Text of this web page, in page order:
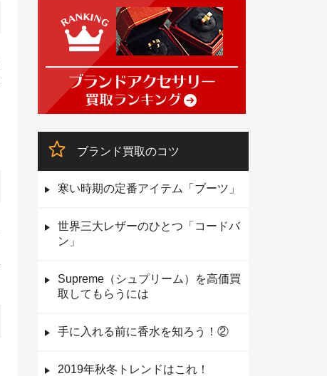
ブランド買取のコツ
寒い時期の定番アイテム「ブーツ」
世界三大レザーのひとつ「コードバ
ン」
Supreme（シュプリーム）を高価買
取してもらうには
手に入れる前に香水を知ろう！②
2019年秋冬トレンドはこれ！